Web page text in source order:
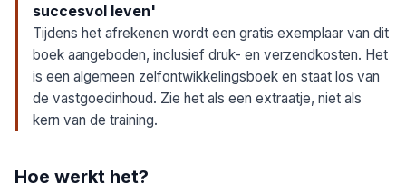
succesvol leven'
Tijdens het afrekenen wordt een gratis exemplaar van dit
boek aangeboden, inclusief druk- en verzendkosten. Het
is een algemeen zelfontwikkelingsboek en staat los van
de vastgoedinhoud. Zie het als een extraatje, niet als
kern van de training.
Hoe werkt het?